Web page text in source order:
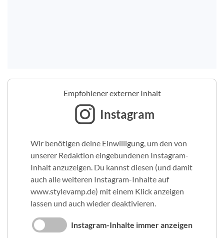
Empfohlener externer Inhalt
Instagram
Wir benötigen deine Einwilligung, um den von
unserer Redaktion eingebundenen Instagram-
Inhalt anzuzeigen. Du kannst diesen (und damit
auch alle weiteren Instagram-Inhalte auf
www.stylevamp.de) mit einem Klick anzeigen
lassen und auch wieder deaktivieren.
Instagram-Inhalte immer anzeigen